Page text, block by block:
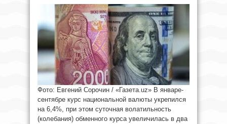
Фото: Евгений Сорочин / «Газета.uz» В январе-
сентябре курс национальной валюты укрепился
на 6,4%, при этом суточная волатильность
(колебания) обменного курса увеличилась в два